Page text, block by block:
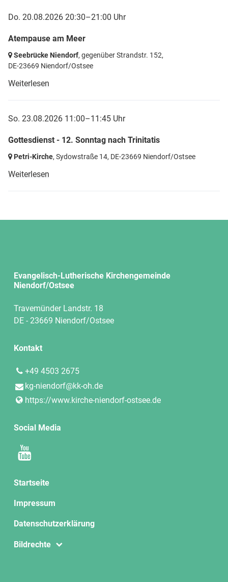
Do. 20.08.2026 20:30–21:00 Uhr
Atempause am Meer
Seebrücke Niendorf, gegenüber Strandstr. 152,
DE-23669 Niendorf/Ostsee
Weiterlesen
So. 23.08.2026 11:00–11:45 Uhr
Gottesdienst - 12. Sonntag nach Trinitatis
Petri-Kirche, Sydowstraße 14, DE-23669 Niendorf/Ostsee
Weiterlesen
Evangelisch-Lutherische Kirchengemeinde
Niendorf/Ostsee
Travemünder Landstr. 18
DE - 23669 Niendorf/Ostsee
Kontakt
+49 4503 2675
kg-niendorf@​kk-oh.​de
https://www.​kirche-niendorf-ostsee.​de
Social Media
Startseite
Impressum
Datenschutzerklärung
Bildrechte